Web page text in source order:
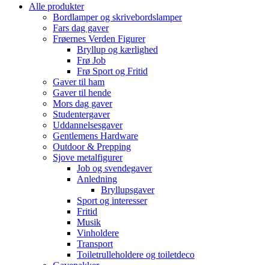
Alle produkter
Bordlamper og skrivebordslamper
Fars dag gaver
Frøernes Verden Figurer
Bryllup og kærlighed
Frø Job
Frø Sport og Fritid
Gaver til ham
Gaver til hende
Mors dag gaver
Studentergaver
Uddannelsesgaver
Gentlemens Hardware
Outdoor & Prepping
Sjove metalfigurer
Job og svendegaver
Anledning
Bryllupsgaver
Sport og interesser
Fritid
Musik
Vinholdere
Transport
Toiletrulleholdere og toiletdeco